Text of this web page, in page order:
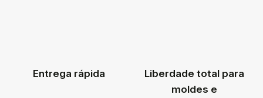
Entrega rápida
Liberdade total para
moldes e